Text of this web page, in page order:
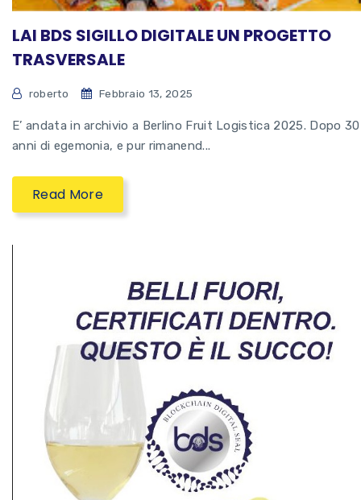
LAI BDS SIGILLO DIGITALE UN PROGETTO
TRASVERSALE
roberto Febbraio 13, 2025
E’ andata in archivio a Berlino Fruit Logistica 2025. Dopo 30
anni di egemonia, e pur rimanend...
Read More